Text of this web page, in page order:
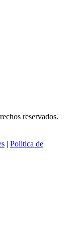
reservados.
| Politica de